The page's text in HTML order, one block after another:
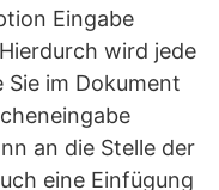
Eingabe
wird jede
Sie im Dokument
an die Stelle der
eine Einfügung